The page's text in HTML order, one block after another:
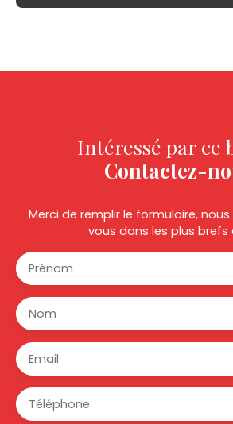
Intéressé par ce
Contactez-
Merci de remplir le formulaire,
vous dans les plus brefs
Prénom
Nom
Email
Téléphone